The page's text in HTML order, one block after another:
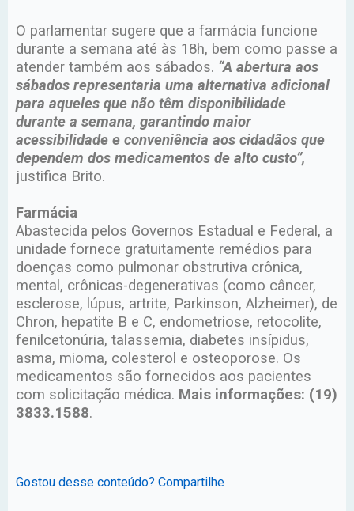
O parlamentar sugere que a farmácia funcione
durante a semana até às 18h, bem como passe a
atender também aos sábados. “A abertura aos
sábados representaria uma alternativa adicional
para aqueles que não têm disponibilidade
durante a semana, garantindo maior
acessibilidade e conveniência aos cidadãos que
dependem dos medicamentos de alto custo”,
justifica Brito.
Farmácia
Abastecida pelos Governos Estadual e Federal, a
unidade fornece gratuitamente remédios para
doenças como pulmonar obstrutiva crônica,
mental, crônicas-degenerativas (como câncer,
esclerose, lúpus, artrite, Parkinson, Alzheimer), de
Chron, hepatite B e C, endometriose, retocolite,
fenilcetonúria, talassemia, diabetes insípidus,
asma, mioma, colesterol e osteoporose. Os
medicamentos são fornecidos aos pacientes
com solicitação médica. Mais informações: (19)
3833.1588.
Gostou desse conteúdo? Compartilhe